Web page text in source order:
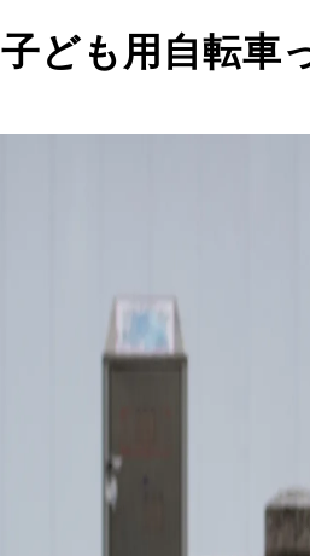
子ども用自転車